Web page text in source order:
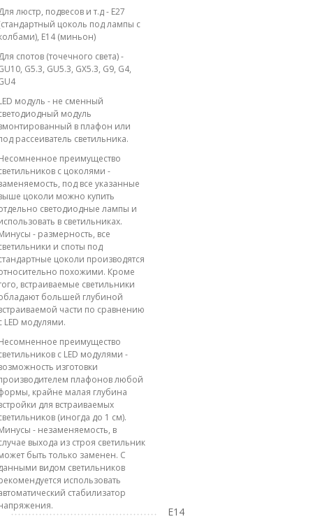
люстр, подвесов и т.д - E27
цоколь под лампы с
E14 (миньон)
спотов (точечного света) -
G5.3, GU5.3, GX5.3, G9, G4,
модуль - не сменный
модуль
в плафон или
рассеиватель светильника.
преимущество
с цоколями -
под все указанные
цоколи можно купить
светодиодные лампы и
в светильниках.
- размерность, все
и споты под
цоколи производятся
похожими. Кроме
встраиваемые светильники
большей глубиной
части по сравнению
LED модулями.
преимущество
с LED модулями -
изготовки
плафонов любой
крайне малая глубина
для встраиваемых
(иногда до 1 см).
- незаменяемость, в
выхода из строя светильник
быть только заменен. С
видом светильников
использовать
стабилизатор
E14